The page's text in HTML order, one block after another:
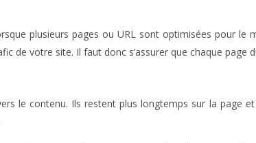
plusieurs pages ou URL sont optimisées pour
de votre site. Il faut donc s’assurer que chaque page
le contenu. Ils restent plus longtemps sur la page